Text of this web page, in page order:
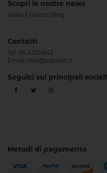
Scopri le nostre news
Visita il nostro Blog
Contatti
Tel: 06 4320842
Email: info@bdprint.it
Seguici sui principali social!
Metodi di pagamento